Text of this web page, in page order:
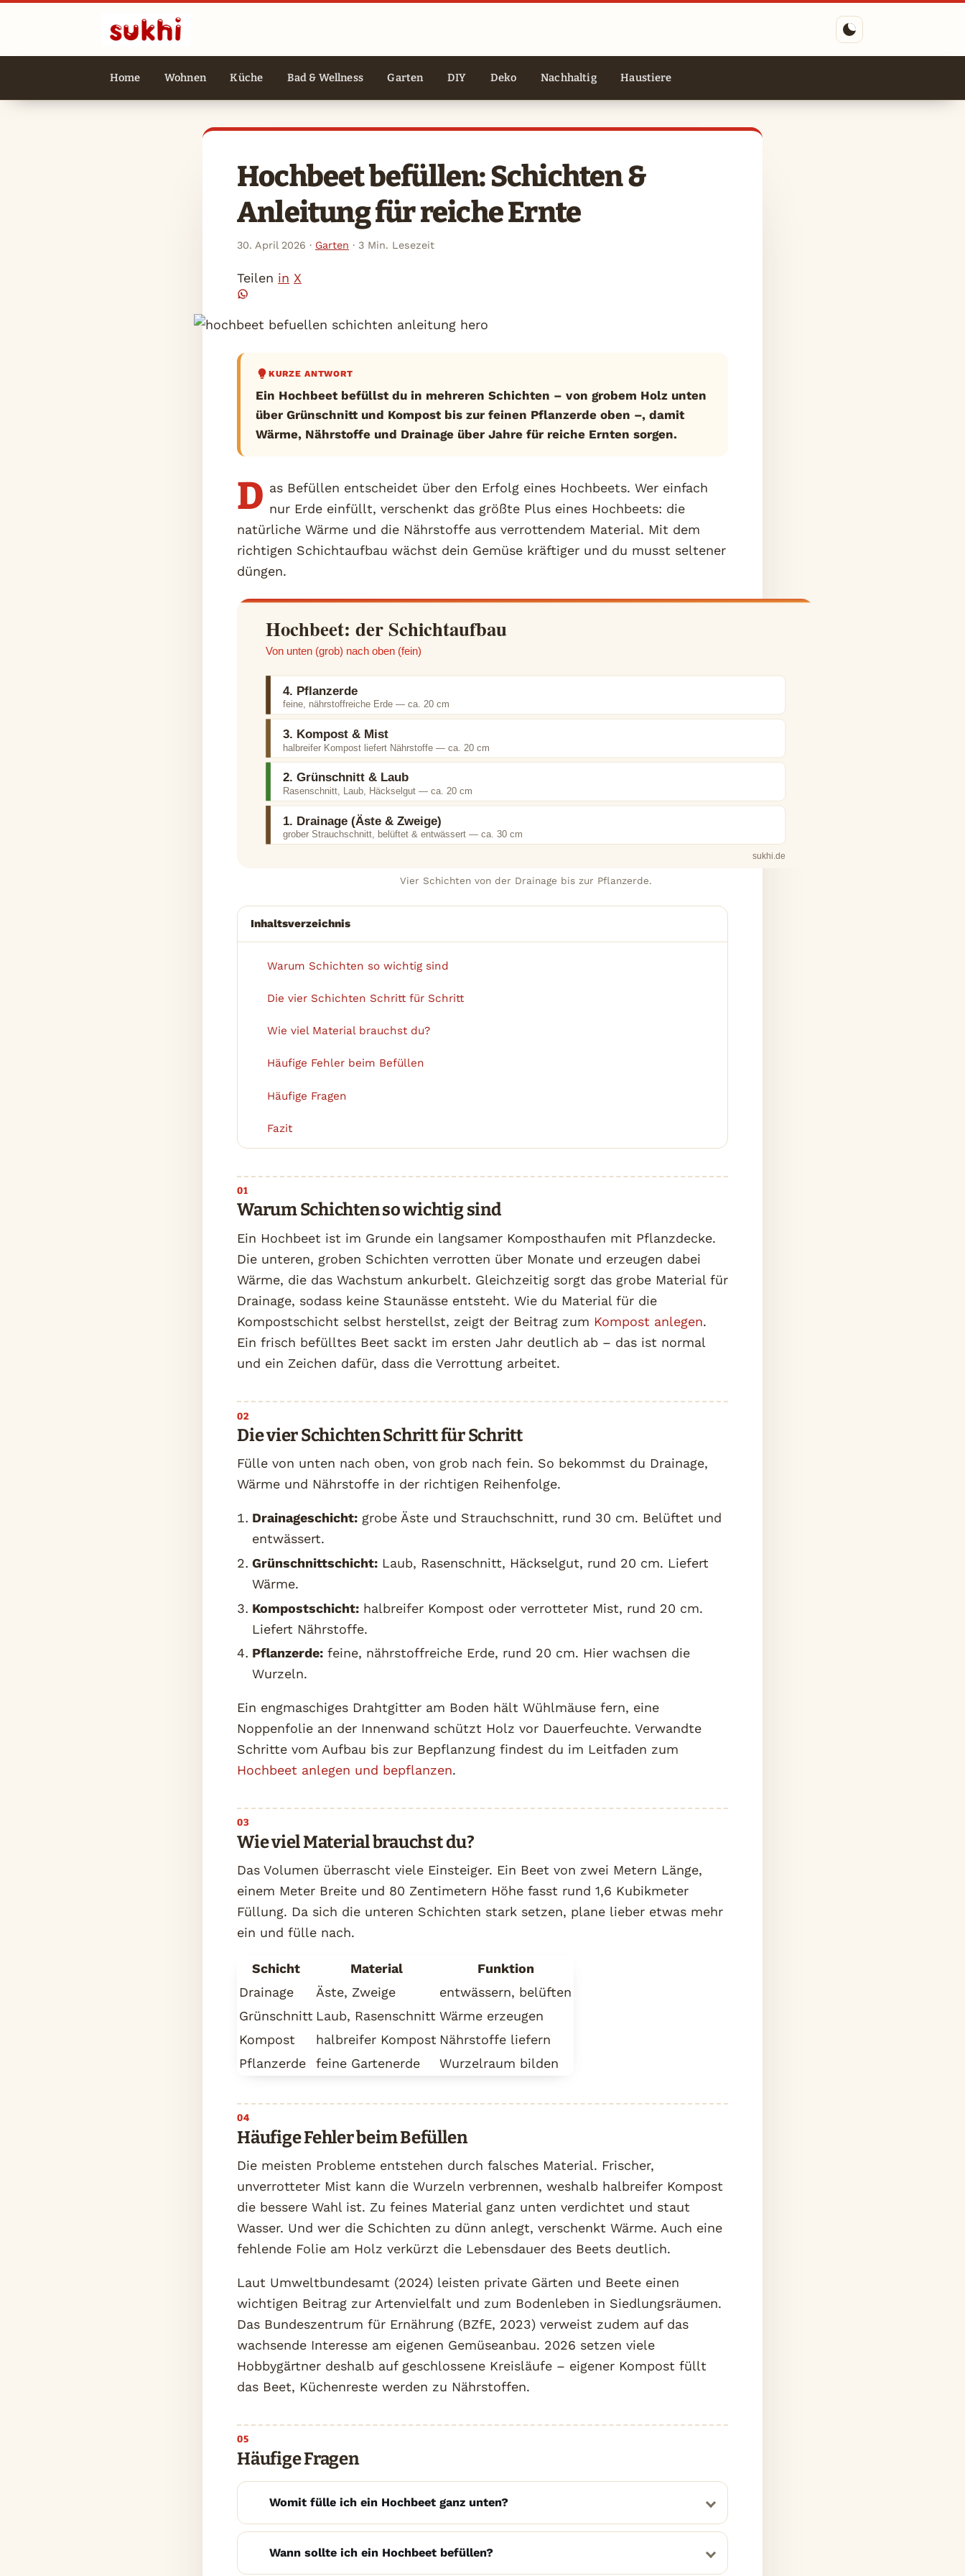
Home Wohnen Küche Bad & Wellness Garten DIY Deko Nachhaltig Haustiere
Hochbeet befüllen: Schichten &
Anleitung für reiche Ernte
30. April 2026 · Garten · 3 Min. Lesezeit
Teilen in X
KURZE ANTWORT
Ein Hochbeet befüllst du in mehreren Schichten – von grobem Holz unten
über Grünschnitt und Kompost bis zur feinen Pflanzerde oben –, damit
Wärme, Nährstoffe und Drainage über Jahre für reiche Ernten sorgen.
D as Befüllen entscheidet über den Erfolg eines Hochbeets. Wer einfach
nur Erde einfüllt, verschenkt das größte Plus eines Hochbeets: die
natürliche Wärme und die Nährstoffe aus verrottendem Material. Mit dem
richtigen Schichtaufbau wächst dein Gemüse kräftiger und du musst seltener
düngen.
Hochbeet: der Schichtaufbau
Von unten (grob) nach oben (fein)
4. Pflanzerde
feine, nährstoffreiche Erde — ca. 20 cm
3. Kompost & Mist
halbreifer Kompost liefert Nährstoffe — ca. 20 cm
2. Grünschnitt & Laub
Rasenschnitt, Laub, Häckselgut — ca. 20 cm
1. Drainage (Äste & Zweige)
grober Strauchschnitt, belüftet & entwässert — ca. 30 cm
sukhi.de
Vier Schichten von der Drainage bis zur Pflanzerde.
Inhaltsverzeichnis
Warum Schichten so wichtig sind
Die vier Schichten Schritt für Schritt
Wie viel Material brauchst du?
Häufige Fehler beim Befüllen
Häufige Fragen
Fazit
Warum Schichten so wichtig sind
Ein Hochbeet ist im Grunde ein langsamer Komposthaufen mit Pflanzdecke.
Die unteren, groben Schichten verrotten über Monate und erzeugen dabei
Wärme, die das Wachstum ankurbelt. Gleichzeitig sorgt das grobe Material für
Drainage, sodass keine Staunässe entsteht. Wie du Material für die
Kompostschicht selbst herstellst, zeigt der Beitrag zum Kompost anlegen.
Ein frisch befülltes Beet sackt im ersten Jahr deutlich ab – das ist normal
und ein Zeichen dafür, dass die Verrottung arbeitet.
Die vier Schichten Schritt für Schritt
Fülle von unten nach oben, von grob nach fein. So bekommst du Drainage,
Wärme und Nährstoffe in der richtigen Reihenfolge.
Drainageschicht:grobe Äste und Strauchschnitt, rund 30 cm. Belüftet und
entwässert.
Grünschnittschicht:Laub, Rasenschnitt, Häckselgut, rund 20 cm. Liefert
Wärme.
Kompostschicht:halbreifer Kompost oder verrotteter Mist, rund 20 cm.
Liefert Nährstoffe.
Pflanzerde:feine, nährstoffreiche Erde, rund 20 cm. Hier wachsen die
Wurzeln.
Ein engmaschiges Drahtgitter am Boden hält Wühlmäuse fern, eine
Noppenfolie an der Innenwand schützt Holz vor Dauerfeuchte. Verwandte
Schritte vom Aufbau bis zur Bepflanzung findest du im Leitfaden zum
Hochbeet anlegen und bepflanzen.
Wie viel Material brauchst du?
Das Volumen überrascht viele Einsteiger. Ein Beet von zwei Metern Länge,
einem Meter Breite und 80 Zentimetern Höhe fasst rund 1,6 Kubikmeter
Füllung. Da sich die unteren Schichten stark setzen, plane lieber etwas mehr
ein und fülle nach.
Schicht Material
Funktion
Drainage
Äste, Zweige
entwässern, belüften
Grünschnitt Laub, Rasenschnitt Wärme erzeugen
Kompost
halbreifer Kompost Nährstoffe liefern
Pflanzerde
feine Gartenerde Wurzelraum bilden
Häufige Fehler beim Befüllen
Die meisten Probleme entstehen durch falsches Material. Frischer,
unverrotteter Mist kann die Wurzeln verbrennen, weshalb halbreifer Kompost
die bessere Wahl ist. Zu feines Material ganz unten verdichtet und staut
Wasser. Und wer die Schichten zu dünn anlegt, verschenkt Wärme. Auch eine
fehlende Folie am Holz verkürzt die Lebensdauer des Beets deutlich.
Laut Umweltbundesamt (2024) leisten private Gärten und Beete einen
wichtigen Beitrag zur Artenvielfalt und zum Bodenleben in Siedlungsräumen.
Das Bundeszentrum für Ernährung (BZfE, 2023) verweist zudem auf das
wachsende Interesse am eigenen Gemüseanbau. 2026 setzen viele
Hobbygärtner deshalb auf geschlossene Kreisläufe – eigener Kompost füllt
das Beet, Küchenreste werden zu Nährstoffen.
Häufige Fragen
Womit fülle ich ein Hochbeet ganz unten?
Wann sollte ich ein Hochbeet befüllen?